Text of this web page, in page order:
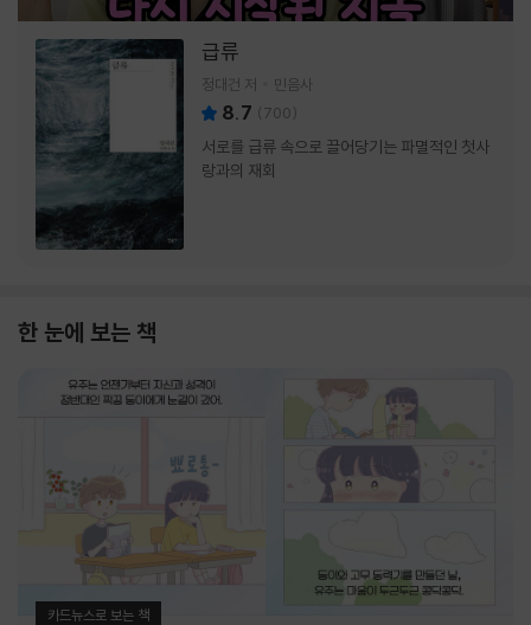
급류
정대건 저 민음사
8.7 (700)
서로를 급류 속으로 끌어당기는 파멸적인 첫사
랑과의 재회
한 눈에 보는 책
카드뉴스로 보는 책